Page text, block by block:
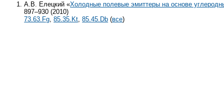
А.В. Елецкий «Холодные полевые эмиттеры на основе
897–930 (2010)
73.63.Fg,85.35.Kt,85.45.Db (все)